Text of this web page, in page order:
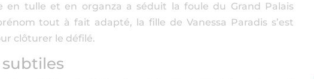
en tulle et en organza a séduit la foule du Grand Palais
tout à fait adapté, la fille de Vanessa Paradis s’est
clôturer le défilé.